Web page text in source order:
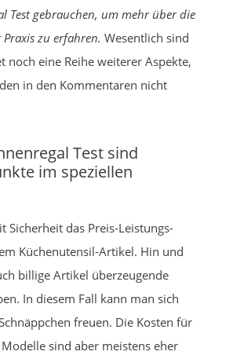
Test gebrauchen, um mehr über die
zu erfahren. Wesentlich sind
noch eine Reihe weiterer Aspekte,
in den Kommentaren nicht
Test sind
im speziellen
Sicherheit das Preis-Leistungs-
Küchenutensil-Artikel. Hin und
billige Artikel überzeugende
In diesem Fall kann man sich
freuen. Die Kosten für
sind aber meistens eher